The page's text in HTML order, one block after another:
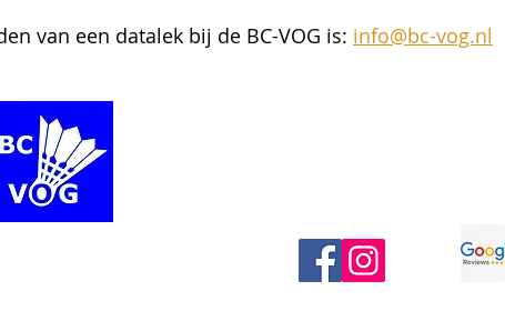
van een datalek bij de BC-VOG is: info@bc-vog.nl